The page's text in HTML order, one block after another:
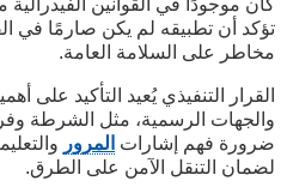
تؤكد أن تطبيقه لم يكن صارمًا في
مخاطر على السلامة العامة.
القرار التنفيذي يُعيد التأكيد على
والجهات الرسمية، مثل الشرطة
ضرورة فهم إشارات المرور
لضمان التنقل الآمن على الطرق.